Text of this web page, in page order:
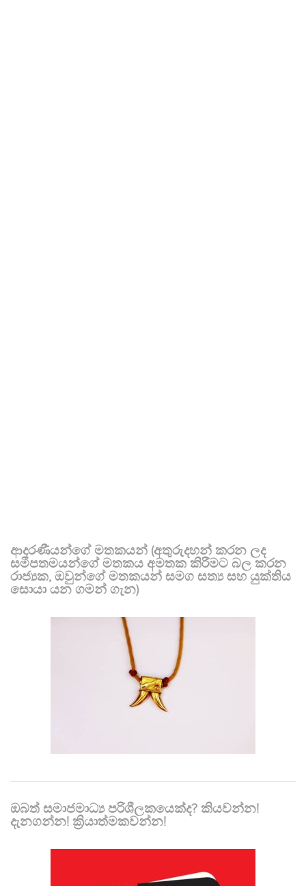
ආදරණීයන්ගේ මතකයන් (අතුරුදහන් කරන ලද
සමීපතමයන්ගේ මතකය අමතක කිරීමට බල කරන
රාජ්‍යක, ඔවුන්ගේ මතකයන් සමග සත්‍ය සහ යුක්තිය
සොයා යන ගමන් ගැන)
ඔබත් සමාජමාධ්‍ය පරිශීලකයෙක්ද? කියවන්න!
දැනගන්න! ක්‍රියාත්මකවන්න!